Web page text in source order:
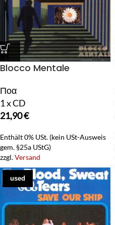
Blocco Mentale
Ποα
1 x CD
21,90€
Enthält 0% USt. (kein USt-Ausweis
gem. §25a UStG)
zzgl.Versand
used